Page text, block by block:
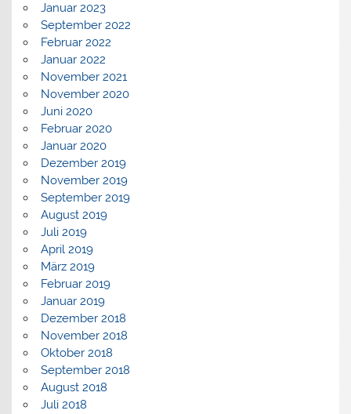
Januar 2023
September 2022
Februar 2022
Januar 2022
November 2021
November 2020
Juni 2020
Februar 2020
Januar 2020
Dezember 2019
November 2019
September 2019
August 2019
Juli 2019
April 2019
März 2019
Februar 2019
Januar 2019
Dezember 2018
November 2018
Oktober 2018
September 2018
August 2018
Juli 2018